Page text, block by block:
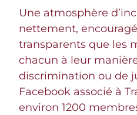
Une atmosphère
nettement,
transparents que les
chacun à leur
discrimination ou de
Facebook associé à
environ 1200